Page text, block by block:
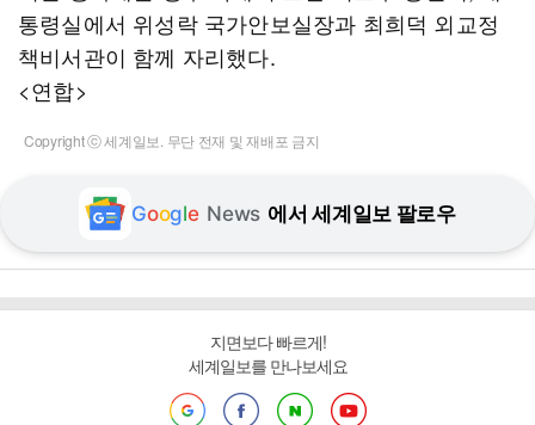
통령실에서 위성락 국가안보실장과 최희덕 외교정
책비서관이 함께 자리했다.
<연합>
Copyright ⓒ 세계일보. 무단 전재 및 재배포 금지
Google News 에서 세계일보 팔로우
지면보다 빠르게!
세계일보를 만나보세요